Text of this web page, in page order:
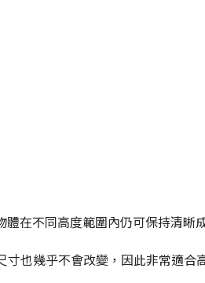
在不同高度範圍內仍可保持清晰
也幾乎不會改變，因此非常適合